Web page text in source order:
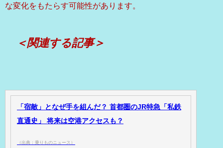
な変化をもたらす可能性があります。
＜関連する記事＞
「宿敵」となぜ手を組んだ？ 首都圏のJR特急「私鉄
直通史」 将来は空港アクセスも？
（出典：乗りものニュース）